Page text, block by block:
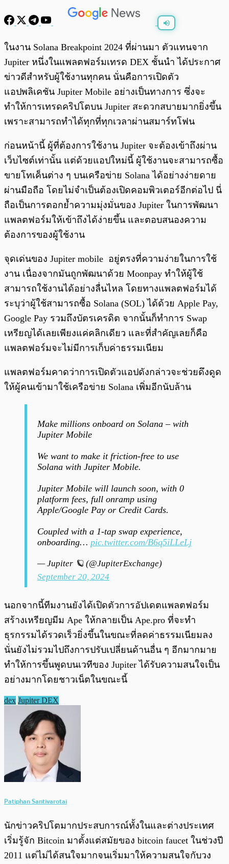
ในงาน Solana Breakpoint 2024 ที่ผ่านมา ตัวแทนจาก
Jupiter หนึ่งในแพลตฟอร์มเทรด DEX ชั้นนำ ได้ประกาศ
ข่าวดีสำหรับผู้ใช้งานทุกคน นั่นคือการเปิดตัว
แอปพลิเคชัน Jupiter Mobile อย่างเป็นทางการ ซึ่งจะ
ทำให้การเทรดคริปโตบน Jupiter สะดวกสบายมากยิ่งขึ้น
เพราะสามารถทำได้ทุกที่ทุกเวลาผ่านสมาร์ทโฟน
ก่อนหน้านี้ ผู้ที่ต้องการใช้งาน Jupiter จะต้องเข้าถึงผ่าน
เว็บไซต์เท่านั้น แต่ด้วยแอปใหม่นี้ ผู้ใช้งานจะสามารถซื้อ
ขายโทเค็นต่าง ๆ บนเครือข่าย Solana ได้อย่างง่ายดาย
ผ่านมือถือ โดยไม่จำเป็นต้องเปิดคอมพิวเตอร์อีกต่อไป นี่
ถือเป็นการตอกย้ำความมุ่งมั่นของ Jupiter ในการพัฒนา
แพลตฟอร์มให้เข้าถึงได้ง่ายขึ้น และตอบสนองความ
ต้องการของผู้ใช้งาน
จุดเด่นของ Jupiter mobile อยู่ตรงที่ความง่ายในการใช้
งาน เนื่องจากมันถูกพัฒนาด้วย Moonpay ทำให้ผู้ใช้
สามารถใช้งานได้อย่างลื่นไหล โดยทางแพลตฟอร์มได้
ระบุว่าผู้ใช้สามารถซื้อ Solana (SOL) ได้ด้วย Apple Pay,
Google Pay รวมถึงบัตรเครดิต จากนั้นก็ทำการ Swap
เหรียญได้เลยเพียงแค่คลิกเดียว และที่สำคัญเลยก็คือ
แพลตฟอร์มจะไม่มีการเก็บค่าธรรมเนียม
แพลตฟอร์มคาดว่าการเปิดตัวแอปดังกล่าวจะช่วยดึงดูด
ให้ผู้คนเข้ามาใช้เครือข่าย Solana เพิ่มอีกนับล้าน
Make millions onboard on Solana – with
Jupiter Mobile
We want to make it friction-free to use
Solana with Jupiter Mobile.
Jupiter Mobile will launch soon, with 0
platform fees, full onramp using
Apple/Google Pay or Credit Cards.
Coupled with a 1-tap swap experience,
onboarding… pic.twitter.com/B6q5iLLeLj
— Jupiter 🪐 (@JupiterExchange)
September 20, 2024
นอกจากนี้ทีมงานยังได้เปิดตัวการอัปเดตแพลตฟอร์ม
สร้างเหรียญมีม Ape ให้กลายเป็น Ape.pro ที่จะทำ
ธุรกรรมได้รวดเร็วยิ่งขึ้นในขณะที่ลดค่าธรรมเนียมลง
นั่นยังไม่รวมไปถึงการปรับเปลี่ยนด้านอื่น ๆ อีกมากมาย
ทำให้การขึ้นพูดบนเวทีของ Jupiter ได้รับความสนใจเป็น
อย่างมากโดยชาวเน็ตในขณะนี้
dex Jupiter DEX
Patiphan Santivarotai
นักข่าวคริปโตมากประสบการณ์ทั้งในและต่างประเทศ
เริ่มรู้จัก Bitcoin มาตั้งแต่สมัยของ bitcoin faucet ในช่วงปี
2011 แต่ไม่ได้สนใจมากจนเริ่มมาให้ความสนใจกับวง